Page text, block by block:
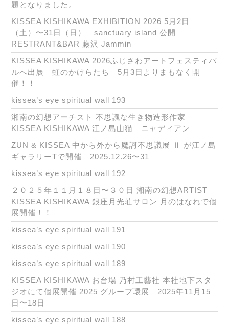
題となりました。
KISSEA KISHIKAWA EXHIBITION 2026 5月2日
（土）〜31日（日） sanctuary island 公開
RESTRANT&BAR 藤沢 Jammin
KISSEA KISHIKAWA 2026ふじさわアートフェスティバ
ルへ出展 虹のかけらたち 5月3日よりまもなく開
催！！
kissea’s eye spiritual wall 193
湘南の幻想アーチスト 不思議な生き物造形作家
KISSEA KISHIKAWA 江ノ島山猫 ニャディアン
ZUN & KISSEA 中から外から魔訶不思議展 Ⅱ が江ノ島
ギャラリーTで開催 2025.12.26〜31
kissea’s eye spiritual wall 192
２０２５年１１月１８日〜３０日 湘南の幻想ARTIST
KISSEA KISHIKAWA 銀座月光荘サロン 月のはなれで個
展開催！！
kissea’s eye spiritual wall 191
kissea’s eye spiritual wall 190
kissea’s eye spiritual wall 189
KISSEA KISHIKAWA お台場 乃村工藝社 本社地下スタ
ジオにて個展開催 2025 グループ環展 2025年11月15
日〜18日
kissea’s eye spiritual wall 188